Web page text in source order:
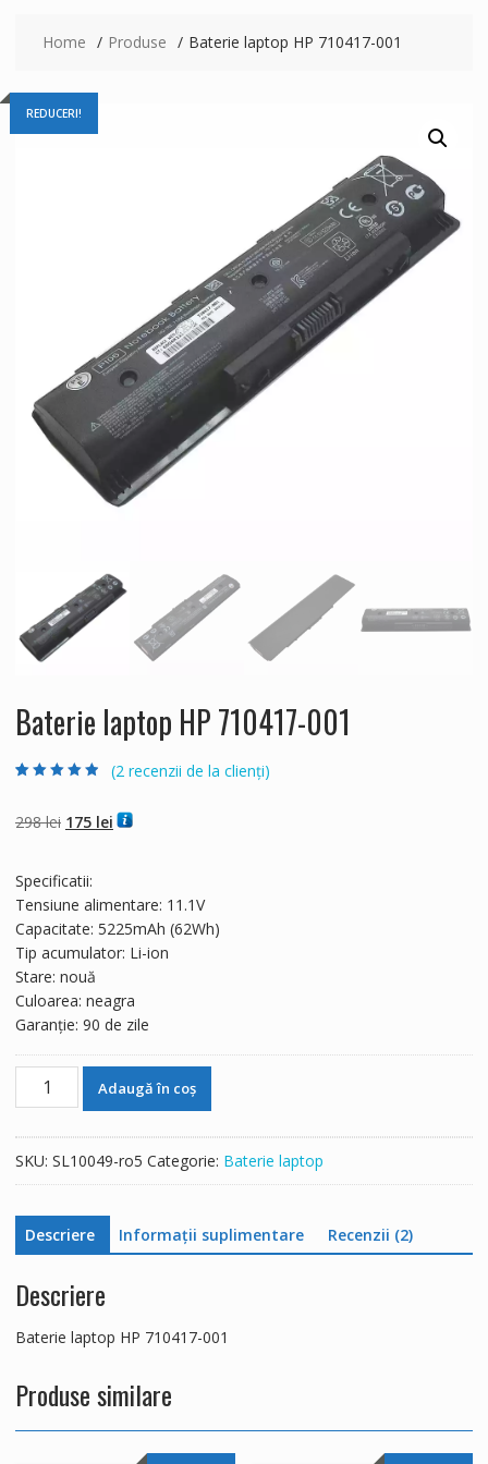
Home Produse Baterie laptop HP 710417-001
REDUCERI!
Baterie laptop HP 710417-001
baza a
evaluări
de la clienți
(2 recenzii de la clienți)
298lei Prețul
fost:
298 lei.
175 leiPrețul
Specificatii:
Tensiune alimentare: 11.1V
Capacitate: 5225mAh (62Wh)
Tip acumulator: Li-ion
Stare: nouă
Culoarea: neagra
Garanție: 90 de zile
Cantitate
710417-
Adaugă în coș
SKU: SL10049-ro5 Categorie: Baterie laptop
Descriere Informații suplimentare Recenzii (2)
Descriere
Baterie laptop HP 710417-001
Produse similare